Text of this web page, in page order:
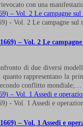
con una
– Vol. 2 Le
di due diversi
quanto rappresentano la
conflitto mondiale;…
– Vol. 1 Assedi e